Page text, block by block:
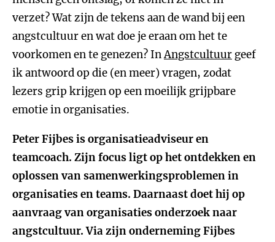
verzet? Wat zijn de tekens aan de wand bij een
angstcultuur en wat doe je eraan om het te
voorkomen en te genezen? InAngstcultuur geef
ik antwoord op die (en meer) vragen, zodat
lezers grip krijgen op een moeilijk grijpbare
emotie in organisaties.
Peter Fijbes is organisatieadviseur en
teamcoach. Zijn focus ligt op het ontdekken en
oplossen van samenwerkingsproblemen in
organisaties en teams. Daarnaast doet hij op
aanvraag van organisaties onderzoek naar
angstcultuur. Via zijn onderneming Fijbes